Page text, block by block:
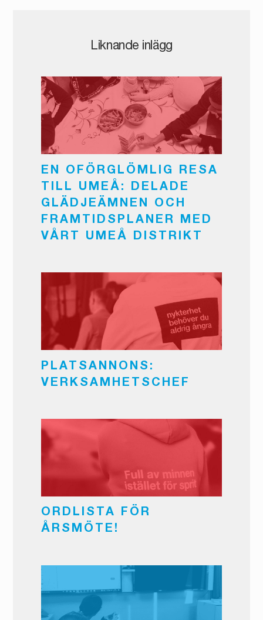
Liknande inlägg
EN OFÖRGLÖMLIG RESA
TILL UMEÅ: DELADE
GLÄDJEÄMNEN OCH
FRAMTIDSPLANER MED
VÅRT UMEÅ DISTRIKT
PLATSANNONS:
VERKSAMHETSCHEF
ORDLISTA FÖR
ÅRSMÖTE!